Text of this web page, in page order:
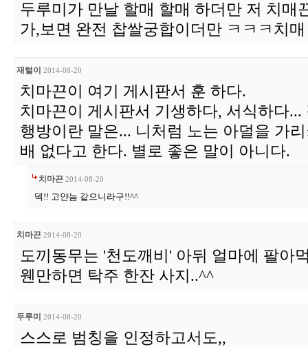
두루미가 만날 할매 할매 하더만 저 치매
가,보면 완전 찹쌀궁합이더만 ㅋㅋㅋ치
재털이 2014-08-20
치마끈이 여기 게시판서 훈 하다.
치마끈이 게시판서 기생하다, 서식하다...
행방이란 말은... 니처럼 노는 아덜을 가
배 없다고 한다. 별로 좋은 말이 아니다.
치마끈 2014-08-20
덱!! 고얀늠 같으니라구!!^^
치마끈 2014-08-20
도끼동무는 '천도깨비' 아뒤 얼마에 팔아
웬만하면 탁주 한잔 사지..^^
두루미 2014-08-20
스스로 범칭을 인정하고서도,,